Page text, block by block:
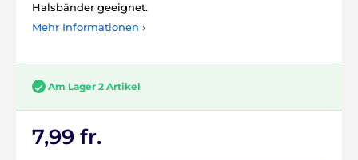
Halsbänder geeignet.
Mehr Informationen ›
Am Lager 2 Artikel
7,99 fr.